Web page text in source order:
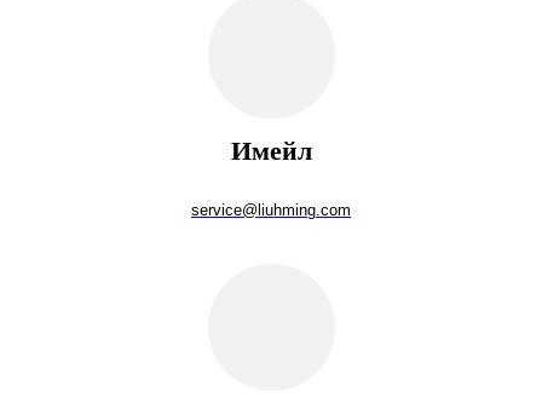
Имейл
service@liuhming.com